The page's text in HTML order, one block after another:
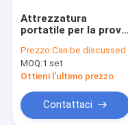
Attrezzatura
portatile per la prova
Leeb con
touchscreen a colori
da 7 pollici
Prezzo:Can be discussed
MOQ:1 set
Ottieni l'ultimo prezzo
Contattaci